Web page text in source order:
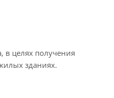
в целях получения
зданиях.